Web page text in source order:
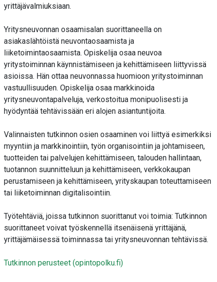
yrittäjävalmiuksiaan.
Yritysneuvonnan osaamisalan suorittaneella on
asiakaslähtöistä neuvontaosaamista ja
liiketoimintaosaamista. Opiskelija osaa neuvoa
yritystoiminnan käynnistämiseen ja kehittämiseen liittyvissä
asioissa. Hän ottaa neuvonnassa huomioon yritystoiminnan
vastuullisuuden. Opiskelija osaa markkinoida
yritysneuvontapalveluja, verkostoitua monipuolisesti ja
hyödyntää tehtävissään eri alojen asiantuntijoita.
Valinnaisten tutkinnon osien osaaminen voi liittyä esimerkiksi
myyntiin ja markkinointiin, työn organisointiin ja johtamiseen,
tuotteiden tai palvelujen kehittämiseen, talouden hallintaan,
tuotannon suunnitteluun ja kehittämiseen, verkkokaupan
perustamiseen ja kehittämiseen, yrityskaupan toteuttamiseen
tai liiketoiminnan digitalisointiin.
Työtehtäviä, joissa tutkinnon suorittanut voi toimia: Tutkinnon
suorittaneet voivat työskennellä itsenäisenä yrittäjänä,
yrittäjämäisessä toiminnassa tai yritysneuvonnan tehtävissä.
Tutkinnon perusteet (opintopolku.fi)